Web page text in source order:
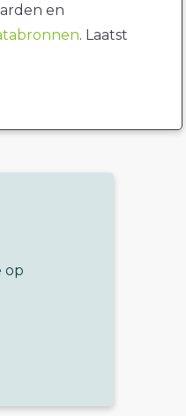
en
. Laatst
op